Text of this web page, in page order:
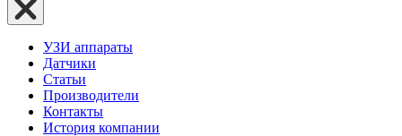
УЗИ аппараты
Датчики
Статьи
Производители
Контакты
История компании